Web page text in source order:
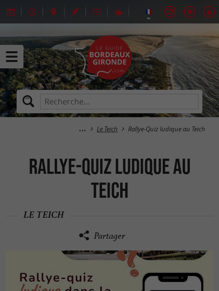
Le Teich Rallye-Quiz ludique au Teich
Rallye-Quiz ludique au
Teich
LE TEICH
Partager